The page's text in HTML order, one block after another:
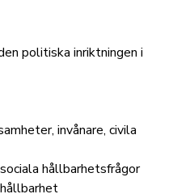
politiska inriktningen i
invånare, civila
hållbarhetsfrågor